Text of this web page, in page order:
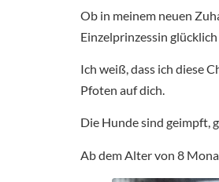
Ob in meinem neuen
Einzelprinzessin glücklich
Ich weiß, dass ich diese
Pfoten auf dich.
Die Hunde sind geimpft,
Ab dem Alter von 8